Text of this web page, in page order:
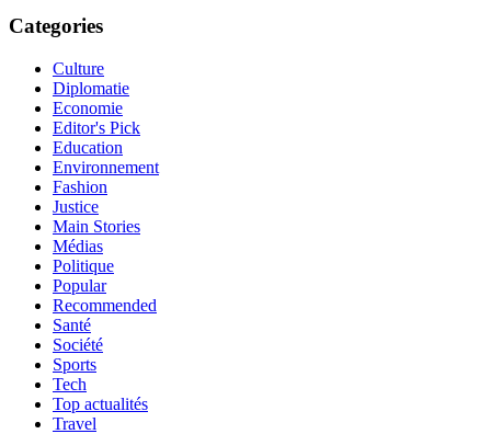
Categories
Culture
Diplomatie
Economie
Editor's Pick
Education
Environnement
Fashion
Justice
Main Stories
Médias
Politique
Popular
Recommended
Santé
Société
Sports
Tech
Top actualités
Travel